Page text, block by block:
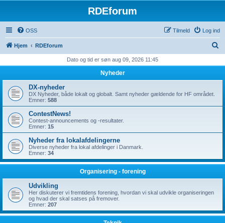
RDEforum
OSS Log ind
Tilmeld
Hjem RDEforum
Dato og tid er søn aug 09, 2026 11:45
Nyheder
DX-nyheder
DX Nyheder, både lokalt og globalt. Samt nyheder gældende for HF området.
Emner: 588
ContestNews!
Contest-announcements og -resultater.
Emner: 15
Nyheder fra lokalafdelingerne
Diverse nyheder fra lokal afdelinger i Danmark.
Emner: 34
Organisering - forening
Udvikling
Her diskuterer vi fremtidens forening, hvordan vi skal udvikle organiseringen
og hvad der skal satses på fremover.
Emner: 207